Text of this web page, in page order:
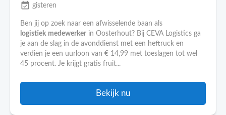
event_available gisteren
Ben jij op zoek naar een afwisselende baan als
logistiek medewerker in Oosterhout? Bij CEVA Logistics ga
je aan de slag in de avonddienst met een heftruck en
verdien je een uurloon van € 14,99 met toeslagen tot wel
45 procent. Je krijgt gratis fruit...
Bekijk nu